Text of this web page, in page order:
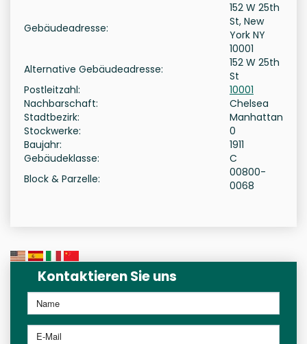
Gebäudeadresse:
152 W 25th
St, New
York NY
10001
Alternative Gebäudeadresse:
152 W 25th
St
Postleitzahl:
10001
Nachbarschaft:
Chelsea
Stadtbezirk:
Manhattan
Stockwerke:
0
Baujahr:
1911
Gebäudeklasse:
C
Block & Parzelle:
00800-
0068
Kontaktieren Sie uns